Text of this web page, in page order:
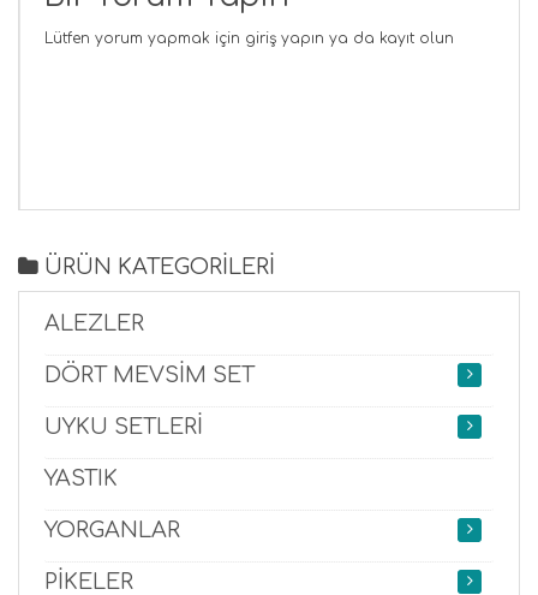
Lütfen yorum yapmak için giriş yapın ya da kayıt olun
ÜRÜN KATEGORİLERİ
ALEZLER
DÖRT MEVSİM SET
UYKU SETLERİ
YASTIK
YORGANLAR
PİKELER